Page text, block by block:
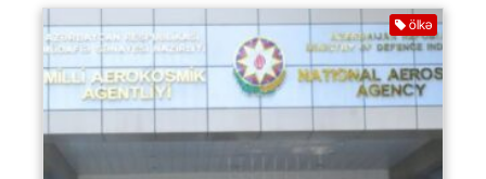
ölkə